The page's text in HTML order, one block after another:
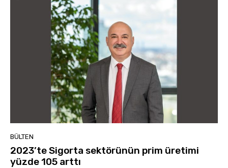
BÜLTEN
2023’te Sigorta sektörünün prim üretimi
yüzde 105 arttı